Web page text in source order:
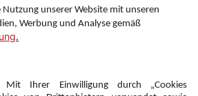
uns auf